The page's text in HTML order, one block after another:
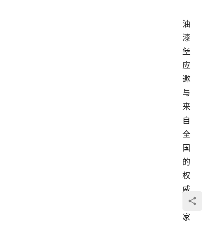
油
漆
堡
应
邀
与
来
自
全
国
的
权
威
专
家